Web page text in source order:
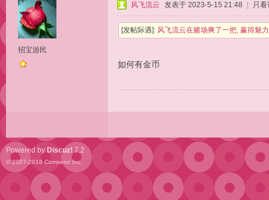
招宝游民
风飞流云 发表于 2023-5-15 21:48 只看
[发帖际遇]: 风飞流云在赌场爽了一把, 赢得魅
如何有金币
Powered by Discuz! 7.2
© 2007-2016 Comsenz Inc.